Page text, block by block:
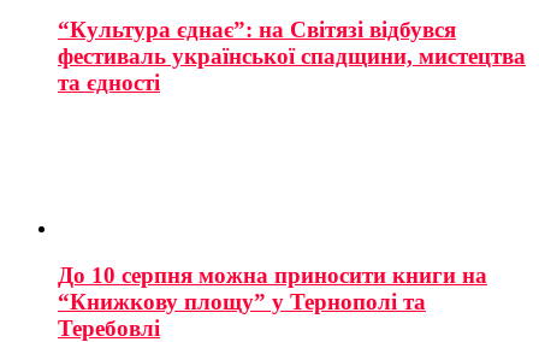
“Культура єднає”: на Світязі відбувся
фестиваль української спадщини, мистецтва
та єдності
До 10 серпня можна приносити книги на
“Книжкову площу” у Тернополі та
Теребовлі